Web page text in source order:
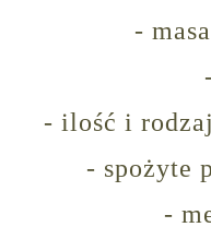
-
- ilość i
- spożyte
-